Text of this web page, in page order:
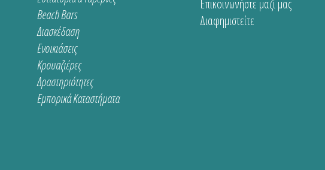
Beach Bars
Διασκέδαση
Ενοικιάσεις
Κρουαζιέρες
Δραστηριότητες
Εμπορικά Καταστήματα
Επικοινωνήστε μαζί μας
Διαφημιστείτε